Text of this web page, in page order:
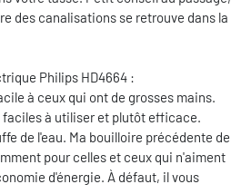
des canalisations se retrouve dans la
Philips HD4664 :
à ceux qui ont de grosses mains.
faciles à utiliser et plutôt efficace.
de l'eau. Ma bouilloire précédente de
pour celles et ceux qui n'aiment
d'énergie. À défaut, il vous